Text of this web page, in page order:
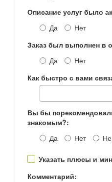
Описание услуг было
Да
Нет
Заказ был выполнен в
Да
Нет
Как быстро с вами
Вы бы
знакомым?:
Да
Нет
Указать плюсы и
Комментарий: